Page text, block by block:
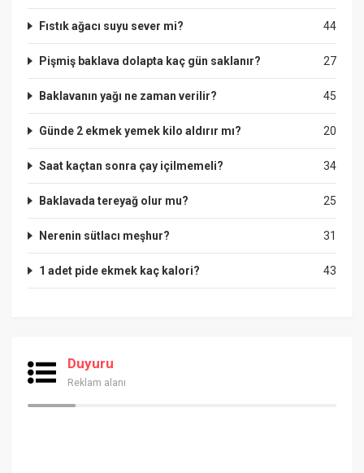
44
Fıstık ağacı suyu sever mi?
27
Pişmiş baklava dolapta kaç gün saklanır?
45
Baklavanın yağı ne zaman verilir?
20
Günde 2 ekmek yemek kilo aldırır mı?
34
Saat kaçtan sonra çay içilmemeli?
25
Baklavada tereyağ olur mu?
31
Nerenin sütlacı meşhur?
43
1 adet pide ekmek kaç kalori?
Duyuru
Reklam alanı